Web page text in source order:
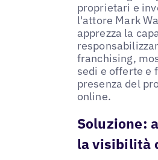
proprietari e
l'attore Mark
apprezza la
franchising,
sedi e offerte e
presenza del
online.
Soluzione:
la visibilità